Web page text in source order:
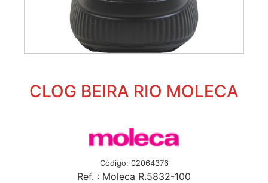
CLOG BEIRA RIO MOLECA
Código: 02064376
Ref. : Moleca R.5832-100